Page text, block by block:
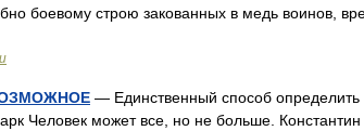
боевому строю закованных в медь воинов,
— Единственный способ определить
Человек может все, но не больше.